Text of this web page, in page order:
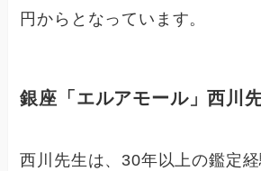
円からとなっています。
銀座「エルアモール」西川
西川先生は、30年以上の鑑定